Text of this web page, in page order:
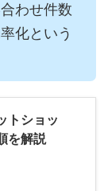
わせ件数
化という
トショッ
を解説